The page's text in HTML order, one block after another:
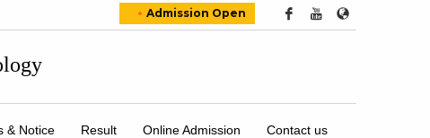
Admission Open
& Notice Result Online Admission Contact us